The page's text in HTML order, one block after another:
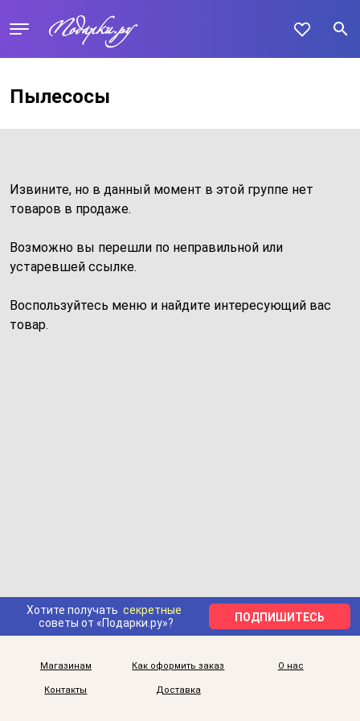
Пылесосы
Извините, но в данный момент в этой группе нет
товаров в продаже.
Возможно вы перешли по неправильной или
устаревшей ссылке.
Воспользуйтесь меню и найдите интересующий вас
товар.
Хотите получать секретные
советы от «Подарки.ру»?
ПОДПИШИТЕСЬ
Магазинам Как оформить заказ О нас
Контакты Доставка